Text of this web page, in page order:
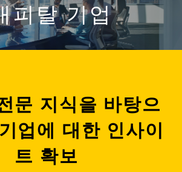
피탈 기업
문 지식을 바탕으
업에 대한 인사이
트 확보